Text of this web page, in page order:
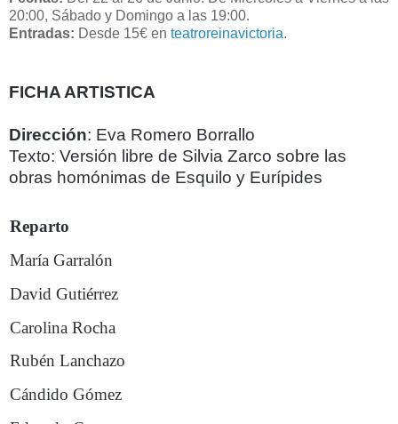
20:00, Sábado y Domingo a las 19:00.
Entradas: Desde 15€ en teatroreinavictoria.
FICHA ARTISTICA
Dirección: Eva Romero Borrallo
Texto: Versión libre de Silvia Zarco sobre las
obras homónimas de Esquilo y Eurípides
Reparto
María Garralón
David Gutiérrez
Carolina Rocha
Rubén Lanchazo
Cándido Gómez